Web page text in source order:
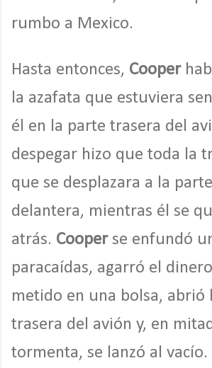
rumbo a Mexico.
Hasta entonces, Cooper
la azafata que estuviera
él en la parte trasera del
despegar hizo que toda la
que se desplazara a la
delantera, mientras él se
atrás. Cooperse enfundó
paracaídas, agarró el
metido en una bolsa, abrió
trasera del avión y, en
tormenta, se lanzó al vacío.